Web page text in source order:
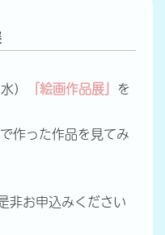
） 「絵画作品展」 を
作った作品を見てみ
非お申込みください